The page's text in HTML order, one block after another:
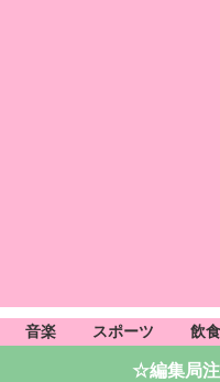
音楽 スポーツ 飲食
☆編集局